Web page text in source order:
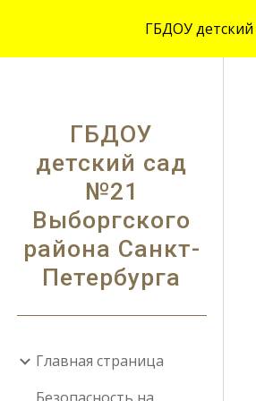
ГБДОУ детский
ГБДОУ
детский сад
№21
Выборгского
района Санкт-
Петербурга
Главная страница